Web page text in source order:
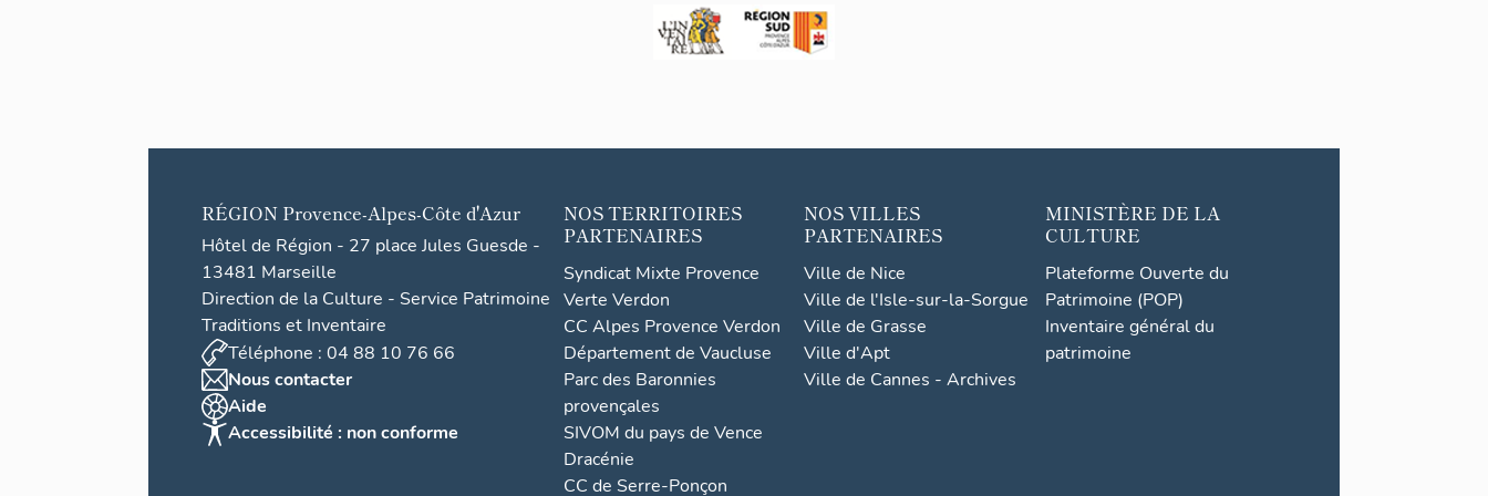
RÉGION Provence-Alpes-Côte d'Azur
Hôtel de Région - 27 place Jules Guesde -
13481 Marseille
Direction de la Culture - Service Patrimoine
Traditions et Inventaire
Téléphone : 04 88 10 76 66
Nous contacter
Aide
Accessibilité : non conforme
NOS TERRITOIRES
PARTENAIRES
Syndicat Mixte Provence
Verte Verdon
CC Alpes Provence Verdon
Département de Vaucluse
Parc des Baronnies
provençales
SIVOM du pays de Vence
Dracénie
CC de Serre-Ponçon
NOS VILLES
PARTENAIRES
Ville de Nice
Ville de l'Isle-sur-la-Sorgue
Ville de Grasse
Ville d'Apt
Ville de Cannes - Archives
MINISTÈRE DE LA
CULTURE
Plateforme Ouverte du
Patrimoine (POP)
Inventaire général du
patrimoine